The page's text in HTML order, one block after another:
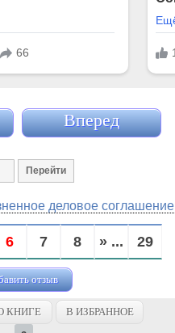
Вперед
деловое соглашение
6 7 8 » ... 29
отзыв
КНИГЕ
В ИЗБРАННОЕ